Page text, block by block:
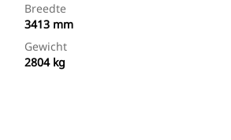
Breedte
3413 mm
Gewicht
2804 kg